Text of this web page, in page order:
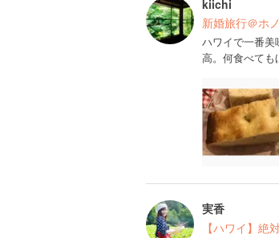
kiichi
新婚旅行＠ホ
ハワイで一番
高。何食べても
実香
【ハワイ】絶